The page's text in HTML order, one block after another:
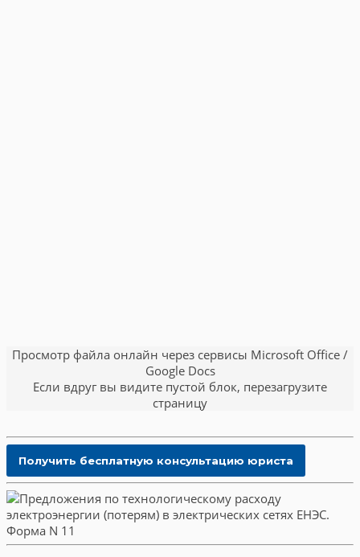
Просмотр файла онлайн через сервисы Microsoft Office /
Google Docs
Если вдруг вы видите пустой блок, перезагрузите
страницу